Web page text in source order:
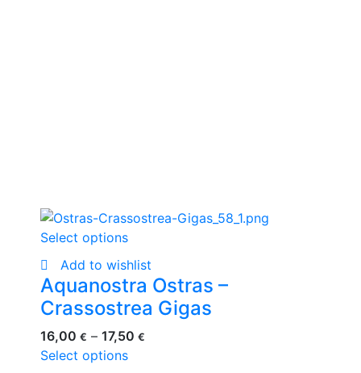
Select options
Add to wishlist
Aquanostra Ostras –
Crassostrea Gigas
16,00 € – 17,50 €
Select options